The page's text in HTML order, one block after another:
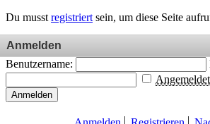
Du musst registriert sein, um diese Seite
Anmelden
Benutzername:
Anmelden